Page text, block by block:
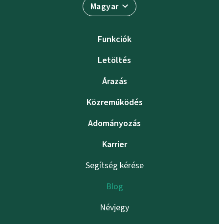
Magyar
Funkciók
Letöltés
Árazás
Közreműködés
Adományozás
Karrier
Segítség kérése
Blog
Névjegy